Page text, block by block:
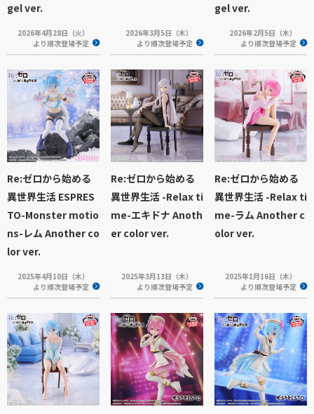
gel ver.
2026年4月28日（火）
より順次登場予定
2026年3月5日（木）
より順次登場予定
gel ver.
2026年2月5日（木）
より順次登場予定
Re:ゼロから始める
異世界生活 ESPRES
TO-Monster motio
ns-レム Another co
lor ver.
2025年4月10日（木）
より順次登場予定
Re:ゼロから始める
異世界生活 -Relax ti
me-エキドナ Anoth
er color ver.
2025年3月13日（木）
より順次登場予定
Re:ゼロから始める
異世界生活 -Relax ti
me-ラム Another c
olor ver.
2025年1月16日（木）
より順次登場予定